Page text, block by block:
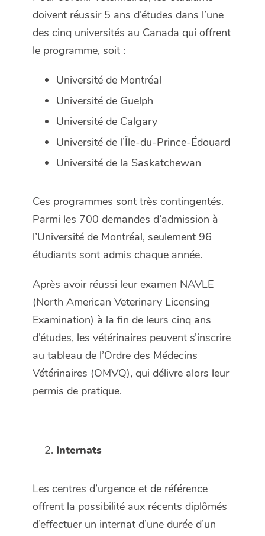
doivent réussir 5 ans d’études dans l’une
des cinq universités au Canada qui offrent
le programme, soit :
Université de Montréal
Université de Guelph
Université de Calgary
Université de l’Île-du-Prince-Édouard
Université de la Saskatchewan
Ces programmes sont très contingentés.
Parmi les 700 demandes d’admission à
l’Université de Montréal, seulement 96
étudiants sont admis chaque année.
Après avoir réussi leur examen NAVLE
(North American Veterinary Licensing
Examination) à la fin de leurs cinq ans
d’études, les vétérinaires peuvent s’inscrire
au tableau de l’Ordre des Médecins
Vétérinaires (OMVQ), qui délivre alors leur
permis de pratique.
Internats
Les centres d’urgence et de référence
offrent la possibilité aux récents diplômés
d’effectuer un internat d’une durée d’un